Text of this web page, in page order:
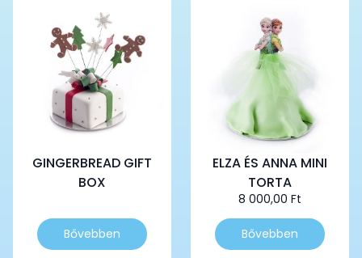
GINGERBREAD GIFT
BOX
Bővebben
Ennek
a
ELZA ÉS ANNA MINI
TORTA
8 000,00 Ft
Bővebben
Ennek
a